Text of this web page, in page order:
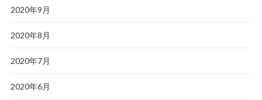
2020年9月
2020年8月
2020年7月
2020年6月